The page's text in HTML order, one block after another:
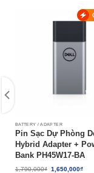
BATTERY / ADAPTER
Pin Sạc Dự Phòng
Hybrid Adapter +
Bank PH45W17-BA
1,790,000₫ Giá
1,650,000₫Giá